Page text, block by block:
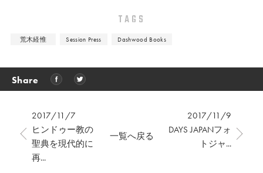
TAGS
荒木経惟 Session Press Dashwood Books
Share
2017/11/7
ヒンドゥー教の
聖典を現代的に
再...
2017/11/9
DAYS JAPANフォ
トジャ...
一覧へ戻る